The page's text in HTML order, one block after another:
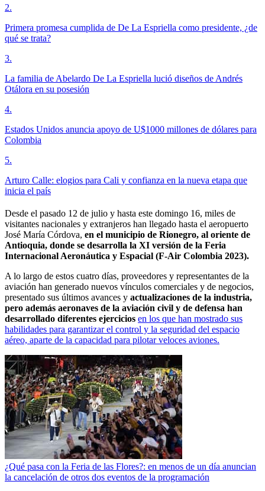
2.
Primera promesa cumplida de De La Espriella como presidente, ¿de
qué se trata?
3.
La familia de Abelardo De La Espriella lució diseños de Andrés
Otálora en su posesión
4.
Estados Unidos anuncia apoyo de U$1000 millones de dólares para
Colombia
5.
Arturo Calle: elogios para Cali y confianza en la nueva etapa que
inicia el país
Desde el pasado 12 de julio y hasta este domingo 16, miles de
visitantes nacionales y extranjeros han llegado hasta el aeropuerto
José María Córdova, en el municipio de Rionegro, al oriente de
Antioquia, donde se desarrolla la XI versión de la Feria
Internacional Aeronáutica y Espacial (F-Air Colombia 2023).
A lo largo de estos cuatro días, proveedores y representantes de la
aviación han generado nuevos vínculos comerciales y de negocios,
presentado sus últimos avances y actualizaciones de la industria,
pero además aeronaves de la aviación civil y de defensa han
desarrollado diferentes ejercicios en los que han mostrado sus
habilidades para garantizar el control y la seguridad del espacio
aéreo, aparte de la capacidad para pilotar veloces aviones.
¿Qué pasa con la Feria de las Flores?: en menos de un día anuncian
la cancelación de otros dos eventos de la programación